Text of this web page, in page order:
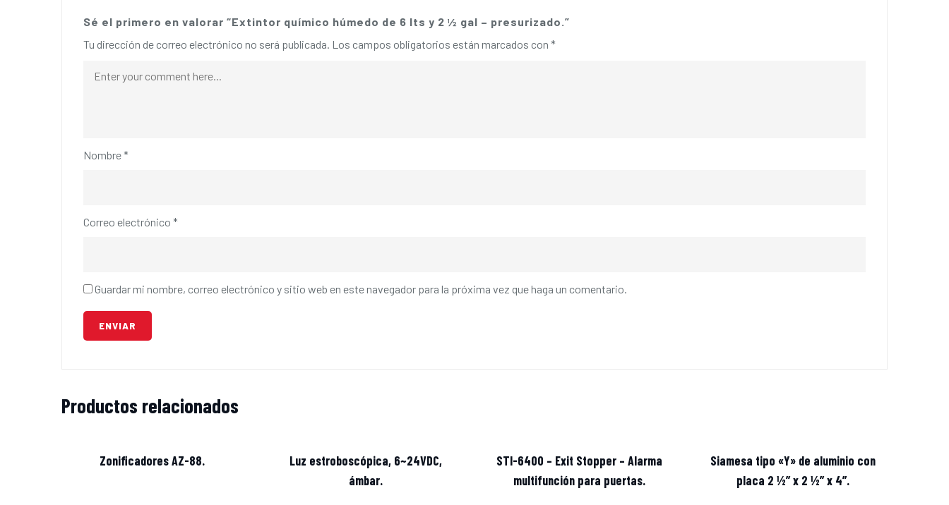
Sé el primero en valorar “Extintor químico húmedo de 6 lts y 2 ½ gal – presurizado.”
Tu dirección de correo electrónico no será publicada. Los campos obligatorios están marcados con *
Nombre*
Correo electrónico *
Guardar mi nombre, correo electrónico y sitio web en este navegador para la próxima vez que haga un comentario.
Productos relacionados
Zonificadores AZ-88.
Luz estroboscópica, 6~24VDC,
ámbar.
STI-6400 – Exit Stopper – Alarma
multifunción para puertas.
Siamesa tipo «Y» de aluminio con
placa 2 ½” x 2 ½” x 4”.